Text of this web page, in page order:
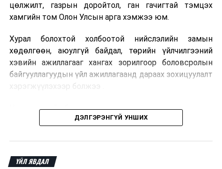
цөлжилт, газрын доройтол, ган гачигтай тэмцэх
хамгийн том Олон Улсын арга хэмжээ юм.
Хурал болохтой холбоотой нийслэлийн замын
хөдөлгөөн, аюулгүй байдал, төрийн үйлчилгээний
хэвийн ажиллагааг хангах зорилгоор боловсролын
байгууллагуудын үйл ажиллагаанд дараах зохицуулалт
хэрэгжүүлэхээр болжээ .
Цэцэрлэгийн бүртгэл
E-Mongolia системээр бүртгэнэ.
Нэгдүгээр ангийн элсэлт
ДЭЛГЭРЭНГҮЙ УНШИХ
ҮЙЛ ЯВДАЛ